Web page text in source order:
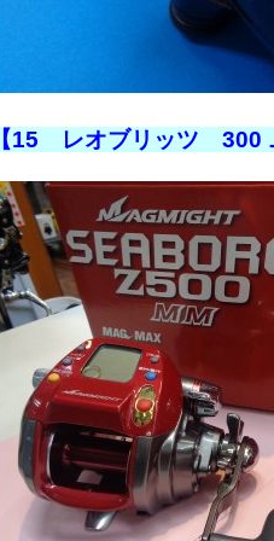
【15 レオブリッツ 300